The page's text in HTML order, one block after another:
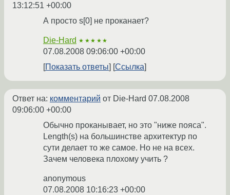
13:12:51 +00:00
А просто s[0] не проканает?
Die-Hard ★★★★★
07.08.2008 09:06:00 +00:00
Показать ответы
Ссылка
Ответ на: комментарий от Die-Hard 07.08.2008
09:06:00 +00:00
Обычно проканывает, но это "ниже пояса".
Length(s) на большинстве архитектур по
сути делает то же самое. Но не на всех.
Зачем человека плохому учить ?
anonymous
07.08.2008 10:16:23 +00:00